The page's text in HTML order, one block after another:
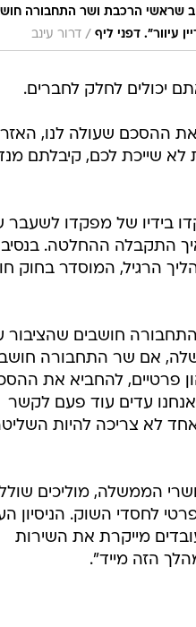
עיוור". דפני ליף / דרור עינב
יכולים לחלק לחברים.
ההסכם שעולה לנו,
לא שייכת לכם, קיבלתם
בידיו של מפקדו לשעבר
איך התקבלה ההחלטה.
הרגיל, המוסדר בחוק
חושבים שהציבור
שרי הממשלה, אם שר התחבורה
פרטיים, להחביא את
אחד לא צריכה להיות